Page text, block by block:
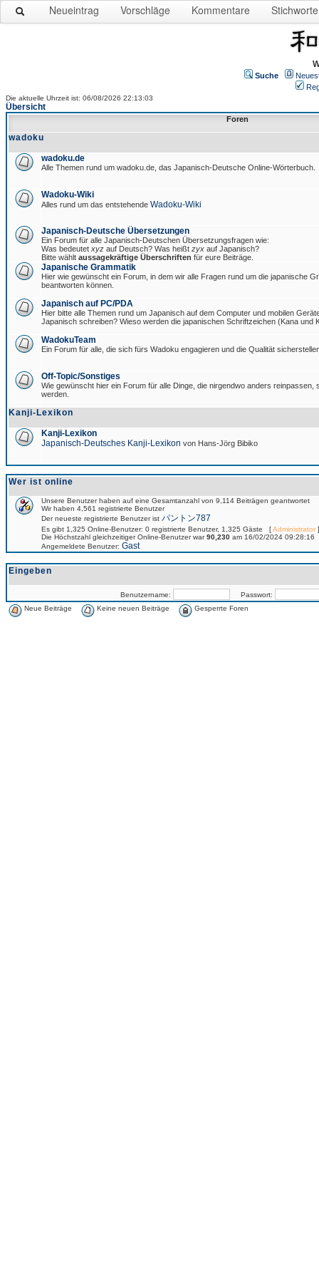
Neueintrag Vorschläge Kommentare Stichworte
Suche
Die aktuelle Uhrzeit ist: 06/08/2026 22:13:03
Übersicht
Foren
wadoku
wadoku.de
Alle Themen rund um wadoku.de, das Japanisch-Deutsche Online-Wörterbuch.
Wadoku-Wiki
Alles rund um das entstehende Wadoku-Wiki
Japanisch-Deutsche Übersetzungen
Ein Forum für alle Japanisch-Deutschen Übersetzungsfragen wie:
Was bedeutet xyz auf Deutsch? Was heißt zyx auf Japanisch?
Bitte wählt aussagekräftige Überschriften für eure Beiträge.
Japanische Grammatik
Hier wie gewünscht ein Forum, in dem wir alle Fragen rund um die japanische
beantworten können.
Japanisch auf PC/PDA
Hier bitte alle Themen rund um Japanisch auf dem Computer und mobilen
Japanisch schreiben? Wieso werden die japanischen Schriftzeichen (Kana und
WadokuTeam
Ein Forum für alle, die sich fürs Wadoku engagieren und die Qualität
Off-Topic/Sonstiges
Wie gewünscht hier ein Forum für alle Dinge, die nirgendwo anders reinpassen,
werden.
Kanji-Lexikon
Kanji-Lexikon
Japanisch-Deutsches Kanji-Lexikon von Hans-Jörg Bibiko
Wer ist online
Unsere Benutzer haben auf eine Gesamtanzahl von 9,114 Beiträgen geantwortet
Wir haben 4,561 registrierte Benutzer
Der neueste registrierte Benutzer ist パントン787
Es gibt 1,325 Online-Benutzer: 0 registrierte Benutzer, 1,325 Gäste [Administrator
Die Höchstzahl gleichzeitiger Online-Benutzer war90,230 am 16/02/2024 09:28:16
Angemeldete Benutzer: Gast
Eingeben
Benutzername:
Passwort:
Neue Beiträge
Keine neuen Beiträge Gesperrte Foren